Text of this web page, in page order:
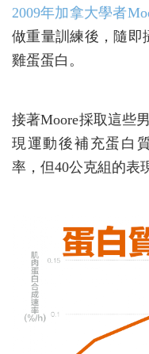
2009年加拿大學者
做重量訓練後，隨即
雞蛋蛋白。
接著Moore採取這些
現運動後補充蛋白
率，但40公克組的表